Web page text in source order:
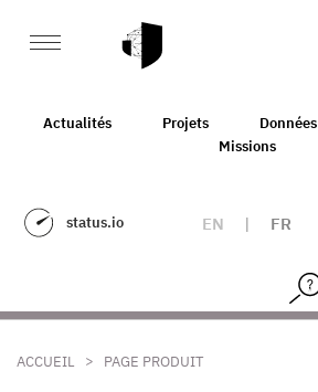
Actualités Projets Données
Missions
status.io EN | FR
ACCUEIL > PAGE PRODUIT